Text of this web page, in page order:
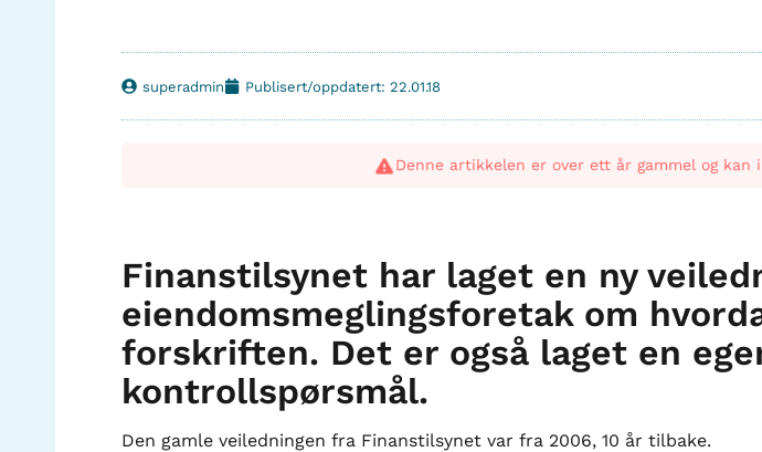
superadmin Publisert/oppdatert: 22.01.18
Denne artikkelen er over ett år gammel og
Finanstilsynet har laget en ny
eiendomsmeglingsforetak om
forskriften. Det er også laget en
kontrollspørsmål.
Den gamle veiledningen fra Finanstilsynet var fra 2006, 10 år tilbake.